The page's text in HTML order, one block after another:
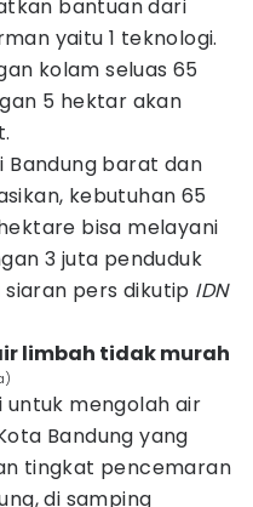
bantuan dari
yaitu 1 teknologi.
kolam seluas 65
5 hektar akan
Bandung barat dan
kebutuhan 65
bisa melayani
3 juta penduduk
siaran pers dikutip IDN
limbah tidak murah
untuk mengolah air
Bandung yang
tingkat pencemaran
di samping